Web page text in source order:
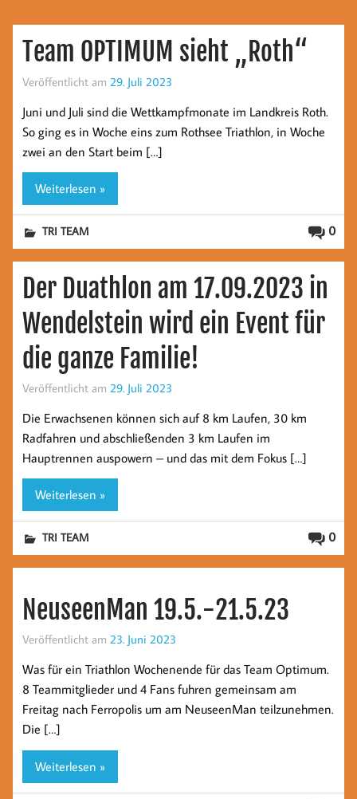
Team OPTIMUM sieht „Roth“
Veröffentlicht am 29. Juli 2023
Juni und Juli sind die Wettkampfmonate im Landkreis Roth.
So ging es in Woche eins zum Rothsee Triathlon, in Woche
zwei an den Start beim […]
Weiterlesen »
0
TRI TEAM
Der Duathlon am 17.09.2023 in
Wendelstein wird ein Event für
die ganze Familie!
Veröffentlicht am 29. Juli 2023
Die Erwachsenen können sich auf 8 km Laufen, 30 km
Radfahren und abschließenden 3 km Laufen im
Hauptrennen auspowern – und das mit dem Fokus […]
Weiterlesen »
0
TRI TEAM
NeuseenMan 19.5.-21.5.23
Veröffentlicht am 23. Juni 2023
Was für ein Triathlon Wochenende für das Team Optimum.
8 Teammitglieder und 4 Fans fuhren gemeinsam am
Freitag nach Ferropolis um am NeuseenMan teilzunehmen.
Die […]
Weiterlesen »